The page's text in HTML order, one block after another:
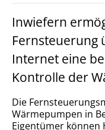
Inwiefern
Fernsteuerung
Internet eine
Kontrolle der
Die
Wärmepumpen in
Eigentümer können